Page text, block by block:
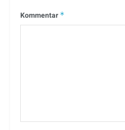
Kommentar *